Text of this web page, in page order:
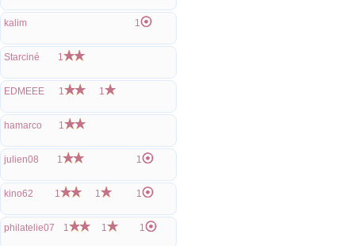
kalim 1
Starciné 1
EDMEEE 1 1
hamarco 1
julien08 1 1
kino62 1 1 1
philatelie07 1 1 1